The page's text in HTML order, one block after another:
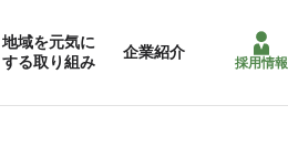
地域を元気に
する取り組み
企業紹介
採用情報